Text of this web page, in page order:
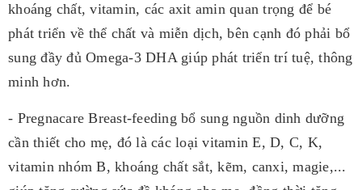
khoáng chất, vitamin, các axit amin quan trọng để bé
phát triển về thể chất và miễn dịch, bên cạnh đó phải bổ
sung đầy đủ Omega-3 DHA giúp phát triển trí tuệ, thông
minh hơn.
- Pregnacare Breast-feeding bổ sung nguồn dinh dưỡng
cần thiết cho mẹ, đó là các loại vitamin E, D, C, K,
vitamin nhóm B, khoáng chất sắt, kẽm, canxi, magie,...